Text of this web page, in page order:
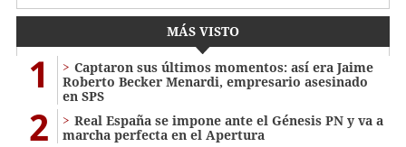
MÁS VISTO
1
Captaron sus últimos momentos: así era Jaime
Roberto Becker Menardi​​​, empresario asesinado
en SPS
2
Real España se impone ante el Génesis PN y va a
marcha perfecta en el Apertura